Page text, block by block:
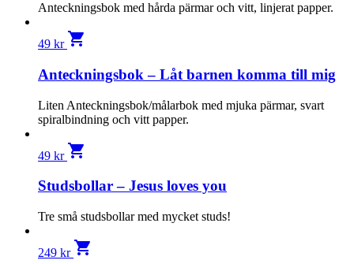
Anteckningsbok med hårda pärmar och vitt, linjerat papper.
49 kr shopping_cart
Anteckningsbok – Låt barnen komma till mig
Liten Anteckningsbok/målarbok med mjuka pärmar, svart
spiralbindning och vitt papper.
49 kr shopping_cart
Studsbollar – Jesus loves you
Tre små studsbollar med mycket studs!
249 kr shopping_cart